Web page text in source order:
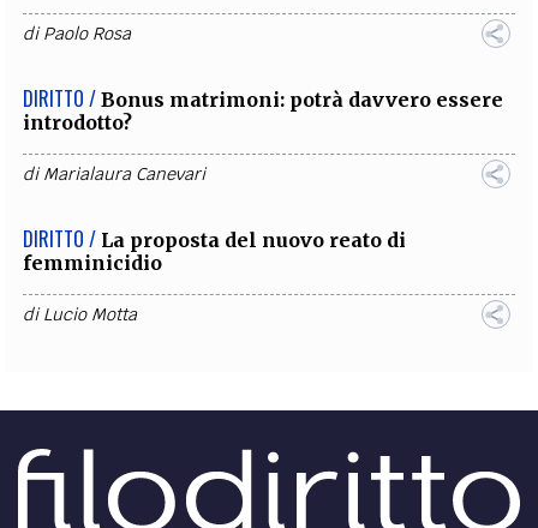
diPaolo Rosa
DIRITTO / Bonus matrimoni: potrà davvero essere
introdotto?
diMarialaura Canevari
DIRITTO / La proposta del nuovo reato di
femminicidio
diLucio Motta